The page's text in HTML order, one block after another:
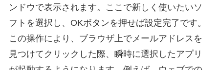
ンドウで表示されます。ここで新しく使いたいソ
フトを選択し、OKボタンを押せば設定完了です。
この操作により、ブラウザ上でメールアドレスを
見つけてクリックした際、瞬時に選択したアプリ